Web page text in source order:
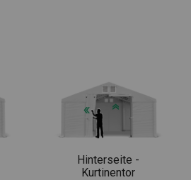
Hinterseite -
Kurtinentor